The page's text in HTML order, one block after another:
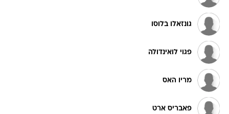
גונזאלו בלוסו
פגוי לואינדולה
מריו האס
פאבריס ארט